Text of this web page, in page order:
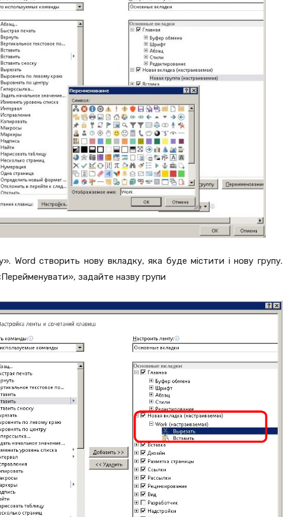
Word створить нову вкладку, яка буде містити і нову групу.
задайте назву групи